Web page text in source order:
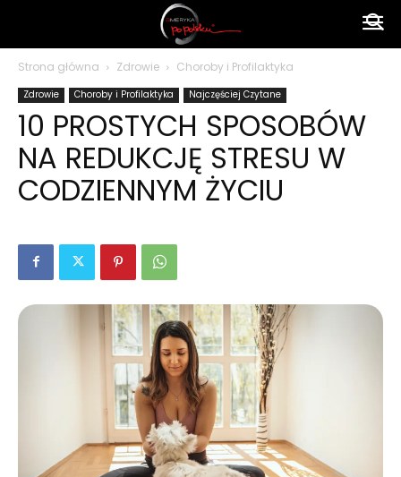
polsku
Strona główna Zdrowie Choroby i Profilaktyka
Zdrowie Choroby i Profilaktyka Najczęściej Czytane
10 PROSTYCH SPOSOBÓW
NA REDUKCJĘ STRESU W
CODZIENNYM ŻYCIU